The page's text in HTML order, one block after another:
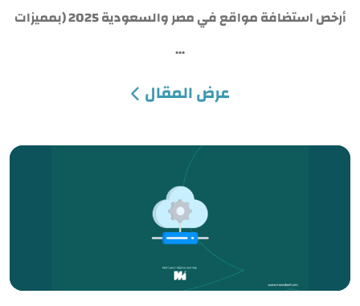
أرخص استضافة مواقع في مصر والسعودية 2025 (بمميزات
...
عرض المقال